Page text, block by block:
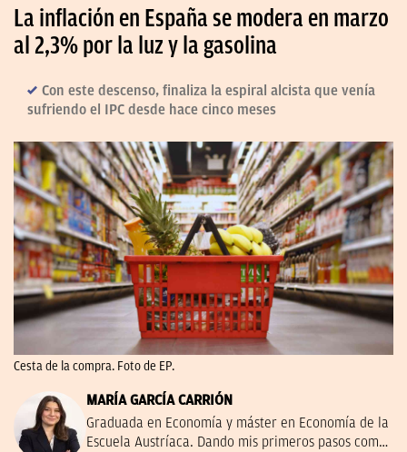
La inflación en España se modera en marzo
al 2,3% por la luz y la gasolina
Con este descenso, finaliza la espiral alcista que venía
sufriendo el IPC desde hace cinco meses
Cesta de la compra. Foto de EP.
MARÍA GARCÍA CARRIÓN
Graduada en Economía y máster en Economía de la
Escuela Austríaca. Dando mis primeros pasos como